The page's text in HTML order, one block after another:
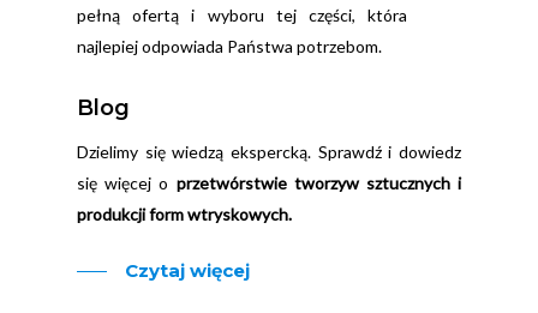
pełną ofertą i wyboru tej części, która
najlepiej odpowiada Państwa potrzebom.
Blog
Dzielimy się wiedzą ekspercką. Sprawdź i dowiedz
się więcej o przetwórstwie tworzyw sztucznych i
produkcji form wtryskowych.
Czytaj więcej